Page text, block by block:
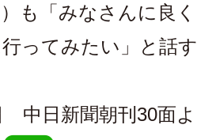
も「みなさんに良
ってみたい」と話
中日新聞朝刊30面